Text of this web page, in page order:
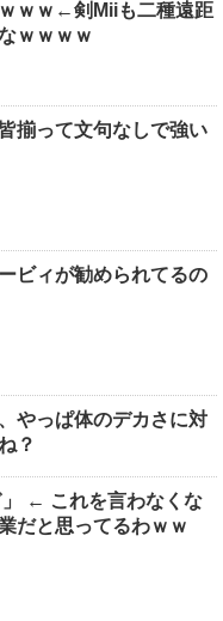
ｗｗ←剣Miiも二種遠距
ｗｗｗｗ
揃って文句なしで強い
ビィが勧められてるの
やっぱ体のデカさに対
？
」 ← これを言わなくな
だと思ってるわｗｗ